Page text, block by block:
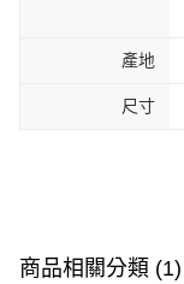
產地
尺寸
商品相關分類 (1)